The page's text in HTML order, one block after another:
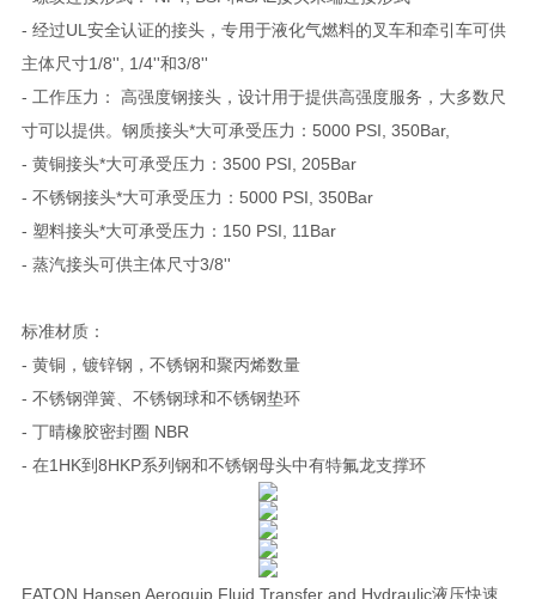
- 经过UL安全认证的接头，专用于液化气燃料的叉车和牵引车可供
主体尺寸1/8'', 1/4''和3/8''
- 工作压力： 高强度钢接头，设计用于提供高强度服务，大多数尺
寸可以提供。钢质接头*大可承受压力：5000 PSI, 350Bar,
- 黄铜接头*大可承受压力：3500 PSI, 205Bar
- 不锈钢接头*大可承受压力：5000 PSI, 350Bar
- 塑料接头*大可承受压力：150 PSI, 11Bar
- 蒸汽接头可供主体尺寸3/8''
标准材质：
- 黄铜，镀锌钢，不锈钢和聚丙烯数量
- 不锈钢弹簧、不锈钢球和不锈钢垫环
- 丁晴橡胶密封圈 NBR
- 在1HK到8HKP系列钢和不锈钢母头中有特氟龙支撑环
EATON Hansen Aeroquip Fluid Transfer and Hydraulic液压快速